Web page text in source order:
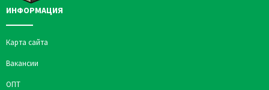
ИНФОРМАЦИЯ
Карта сайта
Вакансии
ОПТ